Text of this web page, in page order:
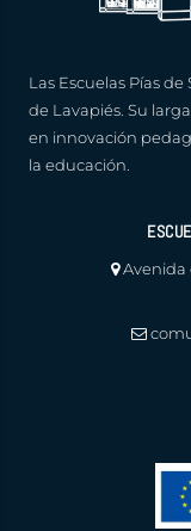
Las Escuelas Pías
de Lavapiés. Su
en innovación
la educación.
Avenida